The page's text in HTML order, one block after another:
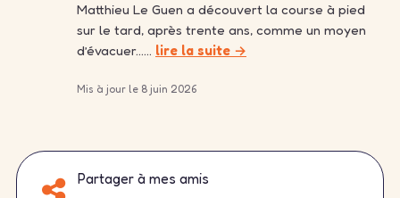
Matthieu Le Guen a découvert la course à pied
sur le tard, après trente ans, comme un moyen
d’évacuer…… lire la suite →
Mis à jour le 8 juin 2026
Partager à mes amis